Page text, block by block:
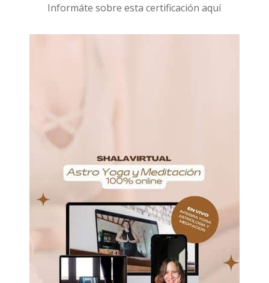
Informáte sobre esta certificación aquí